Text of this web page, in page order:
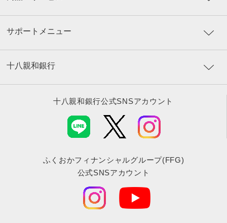
サポートメニュー
十八親和銀行
十八親和銀行公式SNSアカウント
ふくおかフィナンシャルグループ(FFG)
公式SNSアカウント